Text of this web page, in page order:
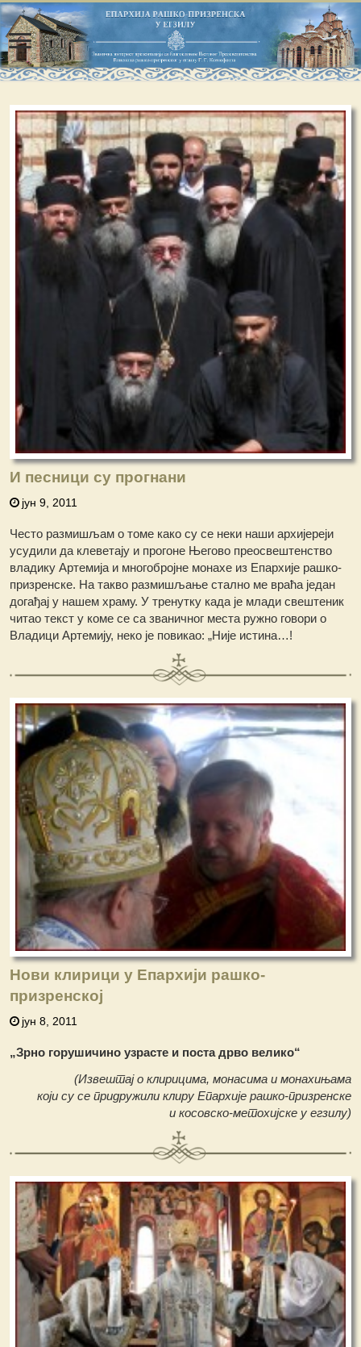
И песници су прогнани
јун 9, 2011
Често размишљам о томе како су се неки наши архијереји
усудили да клеветају и прогоне Његово преосвештенство
владику Артемија и многобројне монахе из Епархије рашко-
призренске. На такво размишљање стално ме враћа један
догађај у нашем храму. У тренутку када је млади свештеник
читао текст у коме се са званичног места ружно говори о
Владици Артемију, неко је повикао: „Није истина…!
Нови клирици у Епархији рашко-
призренској
јун 8, 2011
„Зрно горушичино узрасте и поста дрво велико“
(Извештај о клирицима, монасима и монахињамa
који су се придружили клиру Епархије рашко-призренске
и косовско-метохијске у егзилу)